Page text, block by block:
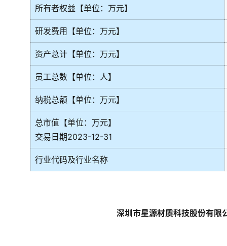
所有者权益【单位：万元】
研发费用【单位：万元】
资产总计【单位：万元】
员工总数【单位：人】
纳税总额【单位：万元】
总市值【单位：万元】
交易日期2023-12-31
行业代码及行业名称
深圳市星源材质科技股份有限